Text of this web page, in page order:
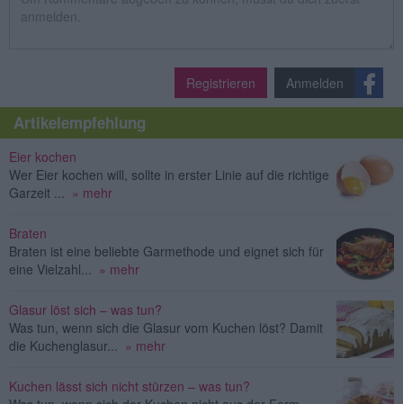
Registrieren Anmelden
Artikelempfehlung
Eier kochen
Wer Eier kochen will, sollte in erster Linie auf die richtige
Garzeit ...
» mehr
Braten
Braten ist eine beliebte Garmethode und eignet sich für
eine Vielzahl...
» mehr
Glasur löst sich – was tun?
Was tun, wenn sich die Glasur vom Kuchen löst? Damit
die Kuchenglasur...
» mehr
Kuchen lässt sich nicht stürzen – was tun?